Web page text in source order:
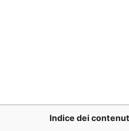
Indice dei